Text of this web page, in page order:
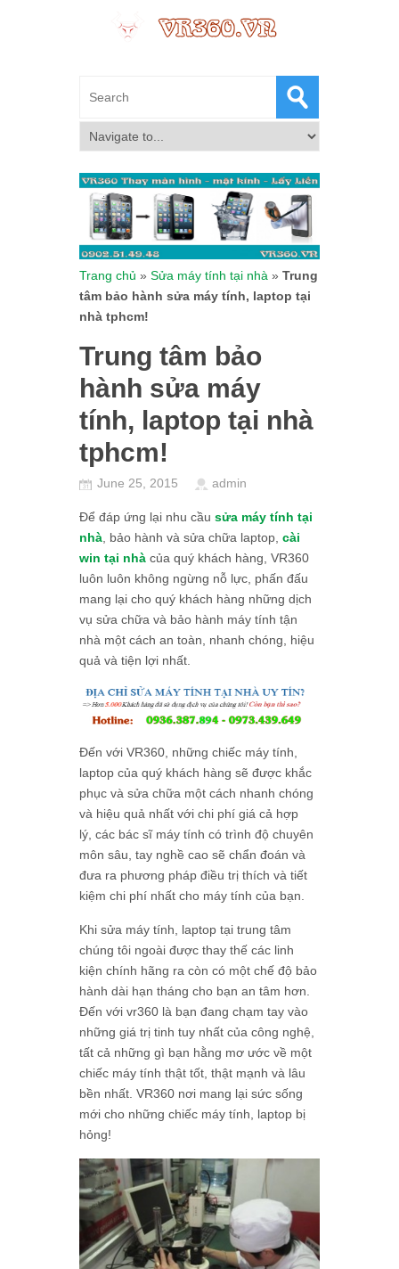
Trang chủ » Sửa máy tính tại nhà » Trung
tâm bảo hành sửa máy tính, laptop tại
nhà tphcm!
Trung tâm bảo
hành sửa máy
tính, laptop tại nhà
tphcm!
June 25, 2015 admin
Để đáp ứng lại nhu cầu sửa máy tính tại
nhà , bảo hành và sửa chữa laptop, cài
win tại nhà của quý khách hàng, VR360
luôn luôn không ngừng nỗ lực, phấn đấu
mang lại cho quý khách hàng những dịch
vụ sửa chữa và bảo hành máy tính tận
nhà một cách an toàn, nhanh chóng, hiệu
quả và tiện lợi nhất.
Đến với VR360, những chiếc máy tính,
laptop của quý khách hàng sẽ được khắc
phục và sửa chữa một cách nhanh chóng
và hiệu quả nhất với chi phí giá cả hợp
lý, các bác sĩ máy tính có trình độ chuyên
môn sâu, tay nghề cao sẽ chẩn đoán và
đưa ra phương pháp điều trị thích và tiết
kiệm chi phí nhất cho máy tính của bạn.
Khi sửa máy tính, laptop tại trung tâm
chúng tôi ngoài được thay thế các linh
kiện chính hãng ra còn có một chế độ bảo
hành dài hạn tháng cho bạn an tâm hơn.
Đến với vr360 là bạn đang chạm tay vào
những giá trị tinh tuy nhất của công nghệ,
tất cả những gì bạn hằng mơ ước về một
chiếc máy tính thật tốt, thật mạnh và lâu
bền nhất. VR360 nơi mang lại sức sống
mới cho những chiếc máy tính, laptop bị
hỏng!